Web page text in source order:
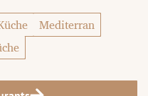
Mediterran